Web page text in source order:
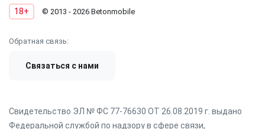
18+ © 2013 - 2026 Betonmobile
Обратная связь:
Связаться с нами
Свидетельство ЭЛ № ФС 77-76630 ОТ 26.08.2019 г. выдано
Федеральной службой по надзору в сфере связи,